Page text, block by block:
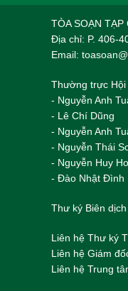
TÒA SOẠN
Địa chỉ: P. 406-
Email:
Thường trực Hội
​​​​​​- Nguyễn Anh
- Lê Chí Dũng
- Nguyễn Anh
- Nguyễn Thái
- Nguyễn Huy
- Đào Nhật Đình
Thư ký Biên
Liên hệ Thư ký
Liên hệ Giám
Liên hệ Trung